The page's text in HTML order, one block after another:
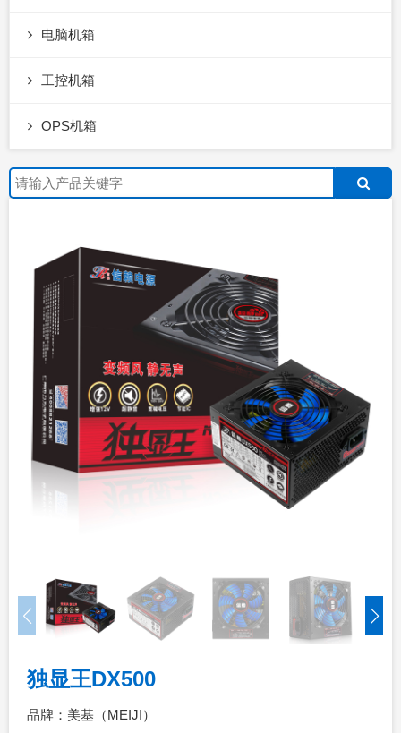
电脑机箱
工控机箱
OPS机箱
独显王DX500
品牌：美基（MEIJI）